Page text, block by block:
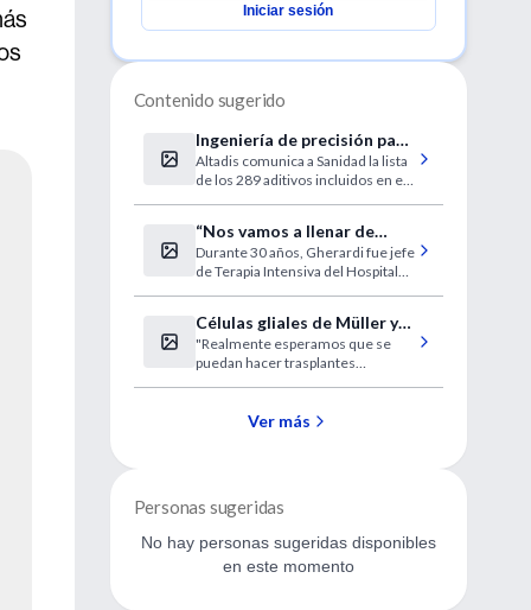
Iniciar sesión
Contenido sugerido
Ingeniería de precisión para
esclavizar al fumador
Altadis comunica a Sanidad la lista
de los 289 aditivos incluidos en el
tóxico, es aumentar la adicción.
“Nos vamos a llenar de
enfermos en estado
vegetativo”
Durante 30 años, Gherardi fue jefe
de Terapia Intensiva del Hospital
Células gliales de Müller y
neuronas retinianas
"Realmente esperamos que se
puedan hacer trasplantes
Ver más
Personas sugeridas
No hay personas sugeridas disponibles
en este momento